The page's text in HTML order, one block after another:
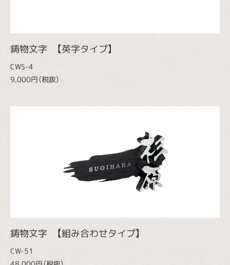
鋳物文字 【英字タイプ】
CWS-4
9,000円（税抜）
鋳物文字 【組み合わせタイプ】
CW-51